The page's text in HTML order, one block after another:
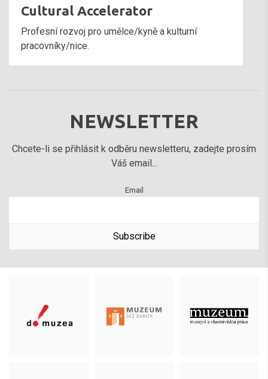
Cultural Accelerator
Profesní rozvoj pro umělce/kyně a kulturní
pracovníky/nice.
NEWSLETTER
Chcete-li se přihlásit k odběru newsletteru, zadejte prosím
Váš email...
Email
Subscribe